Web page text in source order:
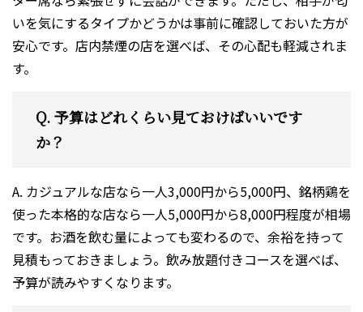
いを気にするタイプかどうかは事前に確認しておいた方が
安心です。店内禁煙の店を選べば、その心配も軽減されま
す。
Q. 予算はどれくらい見ておけばいいです
か？
A. カジュアルな店なら一人3,000円から5,000円、銘柄鶏を
使った本格的な店なら一人5,000円から8,000円程度が相場
です。お酒を飲む量によっても変わるので、余裕を持って
見積もっておきましょう。飲み放題付きコースを選べば、
予算が読みやすくなります。